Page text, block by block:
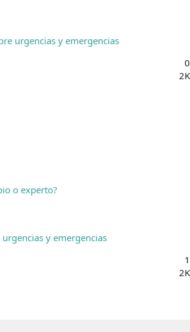
urgencias y emergencias
0
2K
o experto?
y emergencias
1
2K